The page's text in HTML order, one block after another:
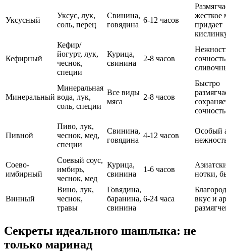
Уксусный
Уксус, лук,
соль, перец
Свинина,
говядина
6-12 часов
жесткое
придает
Кефирный
Кефир/
йогурт, лук,
чеснок,
специи
Курица,
свинина
2-8 часов
Минеральный
Минеральная
вода, лук,
соль, специи
Все виды
мяса
2-8 часов
Быстро
сочность
Пивной
Пиво, лук,
чеснок, мед,
специи
Свинина,
говядина
4-12 часов
Особый
Соево-
имбирный
Соевый соус,
имбирь,
чеснок, мед
Курица,
свинина
1-6 часов
нотки,
Винный
Вино, лук,
чеснок,
травы
Говядина,
баранина,
свинина
6-24 часа
вкус и
Секреты идеального шашлыка: не
только маринад